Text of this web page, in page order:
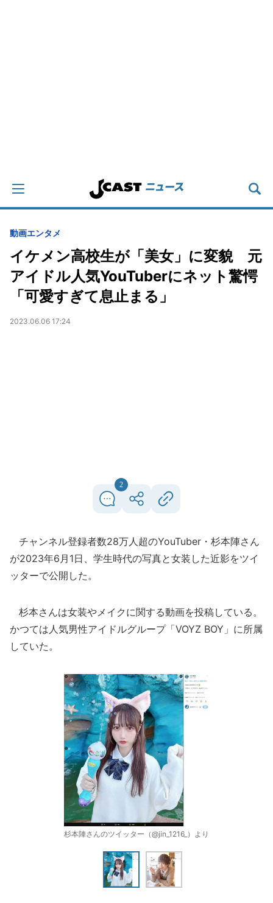
動画エンタメ
イケメン高校生が「美女」に変貌 元
アイドル人気YouTuberにネット驚愕
「可愛すぎて息止まる」
2023.06.06 17:24
2
チャンネル登録者数28万人超のYouTuber・杉本陣さん
が2023年6月1日、学生時代の写真と女装した近影をツイ
ッターで公開した。
杉本さんは女装やメイクに関する動画を投稿している。
かつては人気男性アイドルグループ「VOYZ BOY」に所属
していた。
杉本陣さんのツイッター（@jin_1216_）より